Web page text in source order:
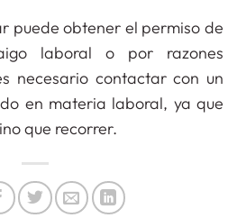
puede obtener el permiso de
laboral o por razones
necesario contactar con un
en materia laboral, ya que
que recorrer.